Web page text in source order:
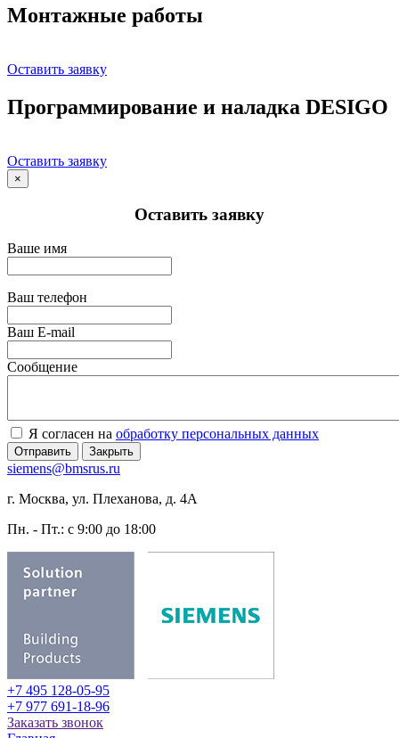
Монтажные работы
Оставить заявку
Программирование и наладка DESIGO
Оставить заявку
×
Оставить заявку
Ваше имя
Ваш телефон
Ваш E-mail
Сообщение
Я согласен на обработку персональных данных
Отправить Закрыть
siemens@bmsrus.ru
г. Москва, ул. Плеханова, д. 4А
Пн. - Пт.: c 9:00 до 18:00
+7 495 128-05-95
+7 977 691-18-96
Заказать звонок